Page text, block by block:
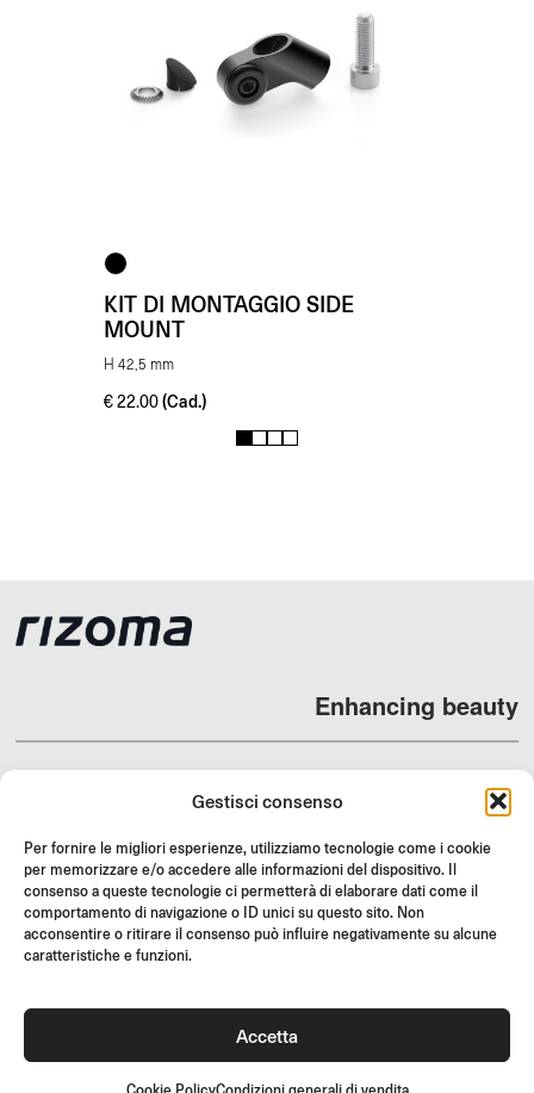
Gestisci consenso
Per fornire le migliori esperienze, utilizziamo tecnologie come i cookie
per memorizzare e/o accedere alle informazioni del dispositivo. Il
consenso a queste tecnologie ci permetterà di elaborare dati come il
comportamento di navigazione o ID unici su questo sito. Non
acconsentire o ritirare il consenso può influire negativamente su alcune
caratteristiche e funzioni.
Accetta
KIT DI MONTAGGIO SIDE
MOUNT
H 42,5 mm
€22.00 (Cad.)
1 2 3 4
Enhancing beauty
DEALERS
SUPPORT & FAQ
RESI
ISTRUZIONI DI MONTAGGIO
LIMITED OFFERS
Unisciti alla community Rizoma e accedi a contenuti esclusivi e